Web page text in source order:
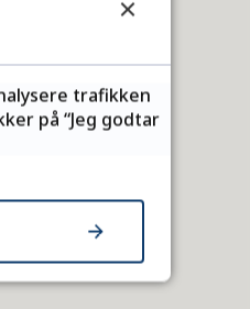
trafikken
på “Jeg godtar